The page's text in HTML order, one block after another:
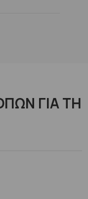
ΓΙΑ ΤΗ